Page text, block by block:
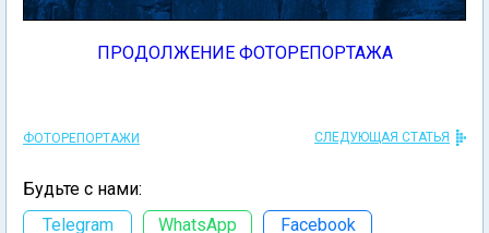
ПРОДОЛЖЕНИЕ ФОТОРЕПОРТАЖА
ФОТОРЕПОРТАЖИ СЛЕДУЮЩАЯ СТАТЬЯ
Будьте с нами:
Telegram
WhatsApp Facebook